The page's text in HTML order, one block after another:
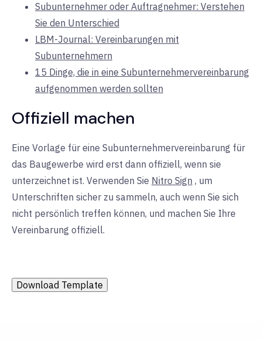
Subunternehmer oder Auftragnehmer: Verstehen
Sie den Unterschied
LBM-Journal: Vereinbarungen mit
Subunternehmern
15 Dinge, die in eine Subunternehmervereinbarung
aufgenommen werden sollten
Offiziell machen
Eine Vorlage für eine Subunternehmervereinbarung für
das Baugewerbe wird erst dann offiziell, wenn sie
unterzeichnet ist. Verwenden Sie Nitro Sign , um
Unterschriften sicher zu sammeln, auch wenn Sie sich
nicht persönlich treffen können, und machen Sie Ihre
Vereinbarung offiziell.
Download Template